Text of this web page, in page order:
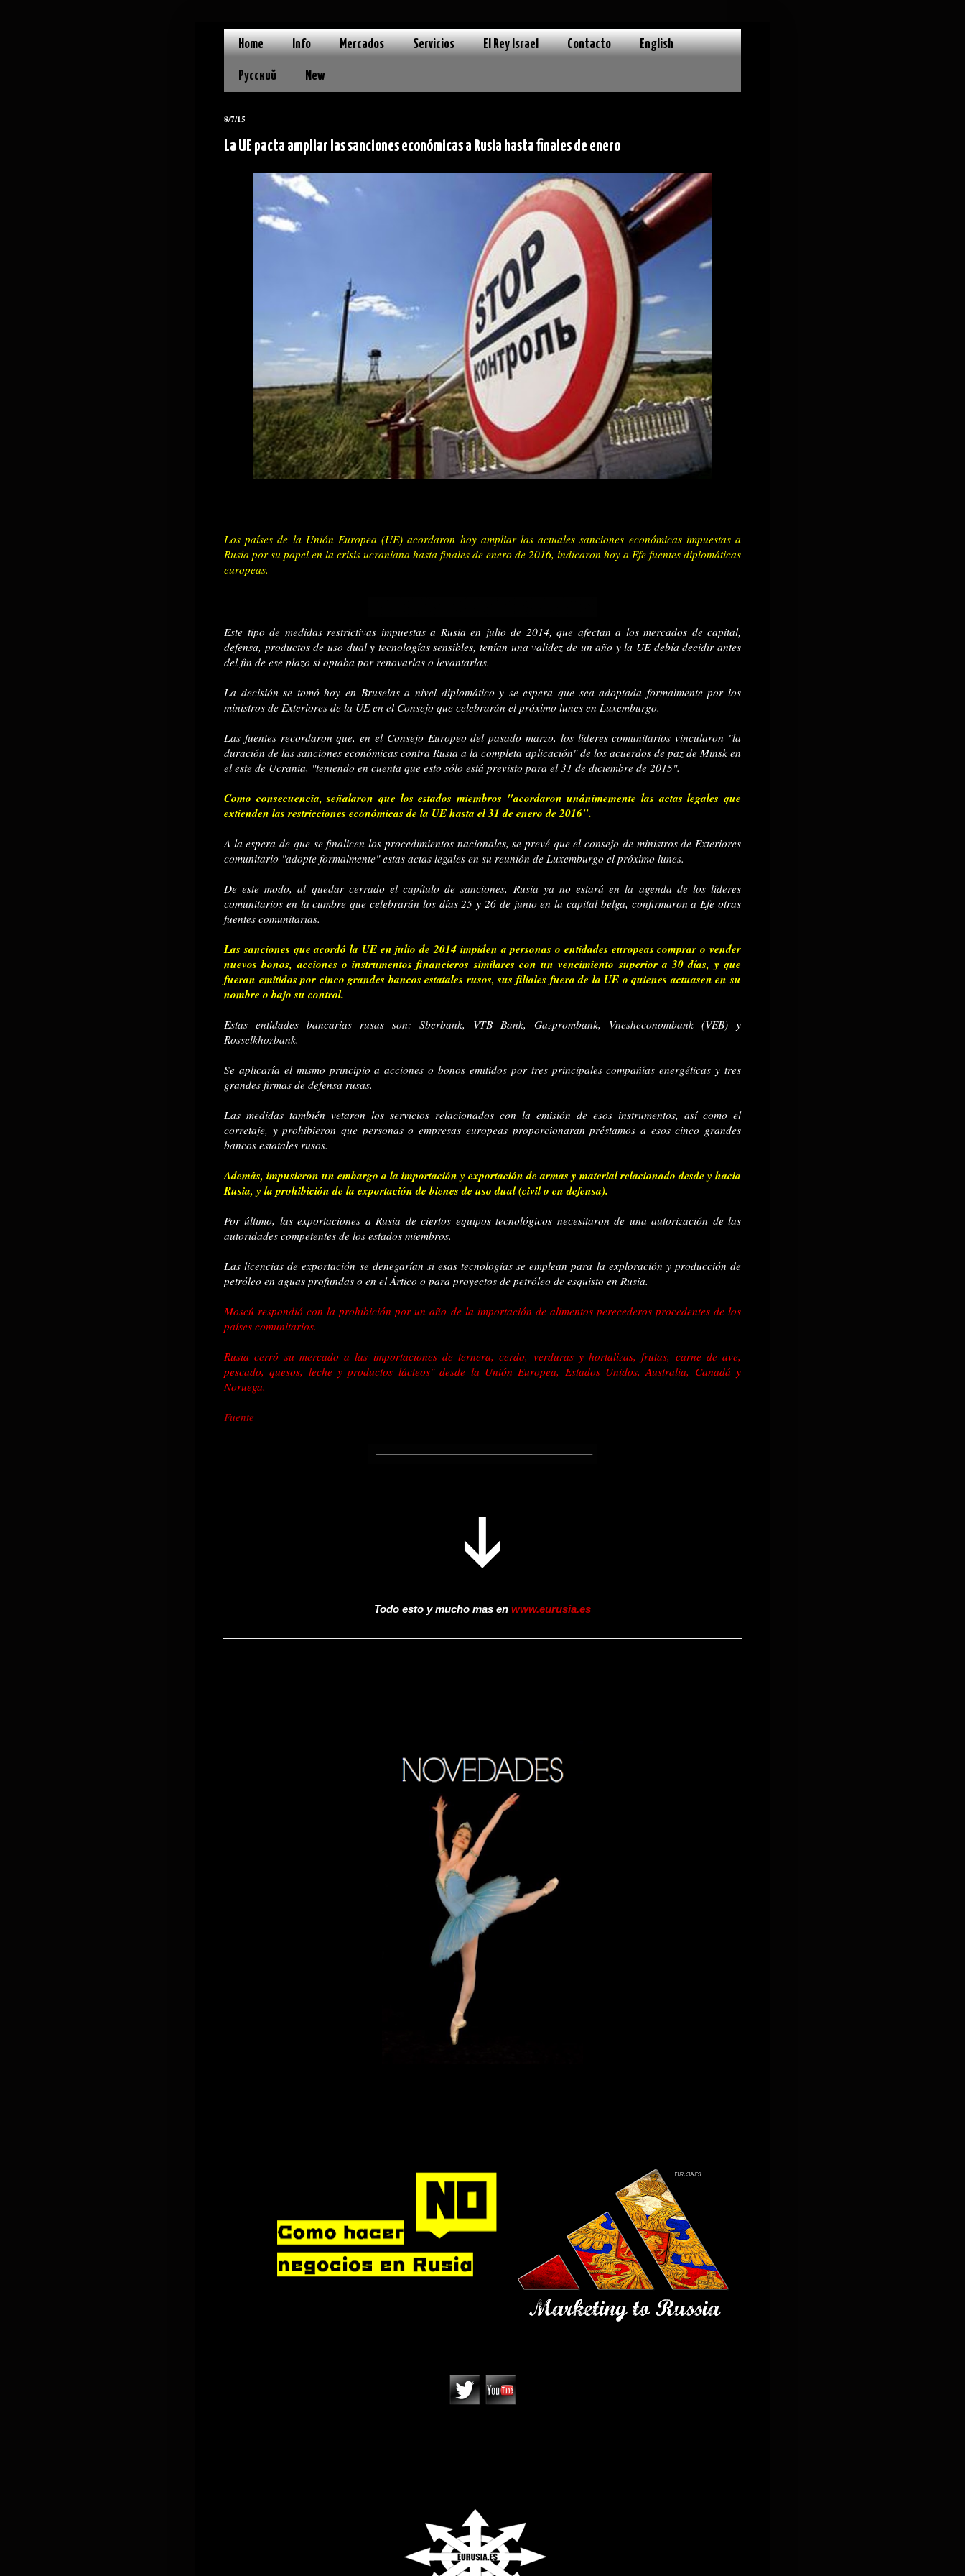
Home Info Mercados Servicios El Rey Israel Contacto English
Русский New
8/7/15
La UE pacta ampliar las sanciones económicas a Rusia hasta finales de enero
Los países de la Unión Europea (UE) acordaron hoy ampliar las actuales sanciones económicas impuestas a
Rusia por su papel en la crisis ucraniana hasta finales de enero de 2016, indicaron hoy a Efe fuentes diplomáticas
europeas.
Este tipo de medidas restrictivas impuestas a Rusia en julio de 2014, que afectan a los mercados de capital,
defensa, productos de uso dual y tecnologías sensibles, tenían una validez de un año y la UE debía decidir antes
del fin de ese plazo si optaba por renovarlas o levantarlas.
La decisión se tomó hoy en Bruselas a nivel diplomático y se espera que sea adoptada formalmente por los
ministros de Exteriores de la UE en el Consejo que celebrarán el próximo lunes en Luxemburgo.
Las fuentes recordaron que, en el Consejo Europeo del pasado marzo, los líderes comunitarios vincularon "la
duración de las sanciones económicas contra Rusia a la completa aplicación" de los acuerdos de paz de Minsk en
el este de Ucrania, "teniendo en cuenta que esto sólo está previsto para el 31 de diciembre de 2015".
Como consecuencia, señalaron que los estados miembros "acordaron unánimemente las actas legales que
extienden las restricciones económicas de la UE hasta el 31 de enero de 2016".
A la espera de que se finalicen los procedimientos nacionales, se prevé que el consejo de ministros de Exteriores
comunitario "adopte formalmente" estas actas legales en su reunión de Luxemburgo el próximo lunes.
De este modo, al quedar cerrado el capítulo de sanciones, Rusia ya no estará en la agenda de los líderes
comunitarios en la cumbre que celebrarán los días 25 y 26 de junio en la capital belga, confirmaron a Efe otras
fuentes comunitarias.
Las sanciones que acordó la UE en julio de 2014 impiden a personas o entidades europeas comprar o vender
nuevos bonos, acciones o instrumentos financieros similares con un vencimiento superior a 30 días, y que
fueran emitidos por cinco grandes bancos estatales rusos, sus filiales fuera de la UE o quienes actuasen en su
nombre o bajo su control.
Estas entidades bancarias rusas son: Sberbank, VTB Bank, Gazprombank, Vnesheconombank (VEB) y
Rosselkhozbank.
Se aplicaría el mismo principio a acciones o bonos emitidos por tres principales compañías energéticas y tres
grandes firmas de defensa rusas.
Las medidas también vetaron los servicios relacionados con la emisión de esos instrumentos, así como el
corretaje, y prohibieron que personas o empresas europeas proporcionaran préstamos a esos cinco grandes
bancos estatales rusos.
Además, impusieron un embargo a la importación y exportación de armas y material relacionado desde y hacia
Rusia, y la prohibición de la exportación de bienes de uso dual (civil o en defensa).
Por último, las exportaciones a Rusia de ciertos equipos tecnológicos necesitaron de una autorización de las
autoridades competentes de los estados miembros.
Las licencias de exportación se denegarían si esas tecnologías se emplean para la exploración y producción de
petróleo en aguas profundas o en el Ártico o para proyectos de petróleo de esquisto en Rusia.
Moscú respondió con la prohibición por un año de la importación de alimentos perecederos procedentes de los
países comunitarios.
Rusia cerró su mercado a las importaciones de ternera, cerdo, verduras y hortalizas, frutas, carne de ave,
pescado, quesos, leche y productos lácteos" desde la Unión Europea, Estados Unidos, Australia, Canadá y
Noruega.
Fuente
Todo esto y mucho mas en www.eurusia.es